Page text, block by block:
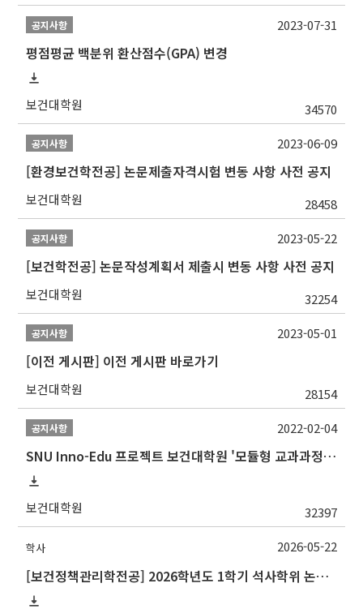
공지사항
평점평균 백분위 환산점수(GPA) 변경
보건대학원 34570
2023-07-31
공지사항
[환경보건학전공] 논문제출자격시험 변동 사항 사전 공지
보건대학원 28458
2023-06-09
공지사항
[보건학전공] 논문작성계획서 제출시 변동 사항 사전 공지
보건대학원 32254
2023-05-22
공지사항
[이전 게시판] 이전 게시판 바로가기
보건대학원 28154
2023-05-01
공지사항
SNU Inno-Edu 프로젝트 보건대학원 '모듈형 교과과정' 안내(revised 2022/2/28)
보건대학원 32397
2022-02-04
학사
[보건정책관리학전공] 2026학년도 1학기 석사학위 논문심사 일정
2026-05-22